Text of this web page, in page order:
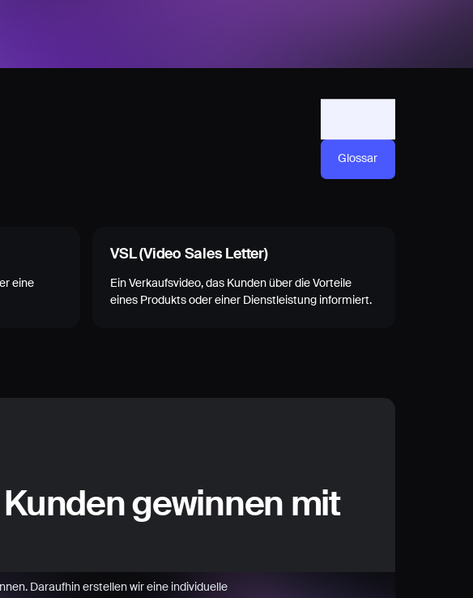
Glossar
eine
VSL (Video Sales Letter)
Ein Verkaufsvideo, das Kunden über die Vorteile
eines Produkts oder einer Dienstleistung informiert.
gewinnen mit
Daraufhin erstellen wir eine individuelle